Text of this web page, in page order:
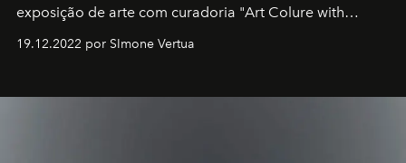
exposição de arte com curadoria "Art Colure with
19.12.2022 por SImone Vertua